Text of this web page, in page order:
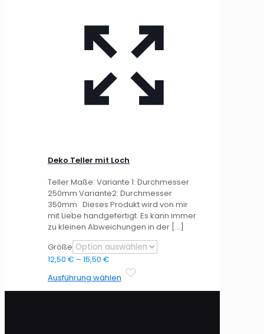
Deko Teller mit Loch
Teller Maße: Variante 1: Durchmesser
250mm Variante2: Durchmesser
350mm Dieses Produkt wird von mir
mit Liebe handgefertigt. Es kann immer
zu kleinen Abweichungen in der […]
Größe
12,50 € – 15,50 €
12,50 €
bis
15,50 €
Ausführung wählen
Dieses
Produkt
weist